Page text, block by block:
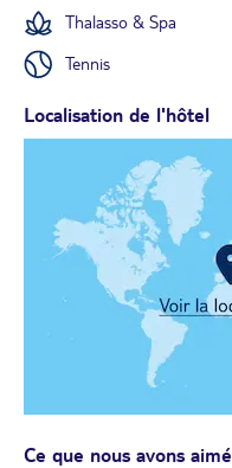
Thalasso & Spa
Tennis
Localisation de l'hôtel
Ce que nous avons aimé